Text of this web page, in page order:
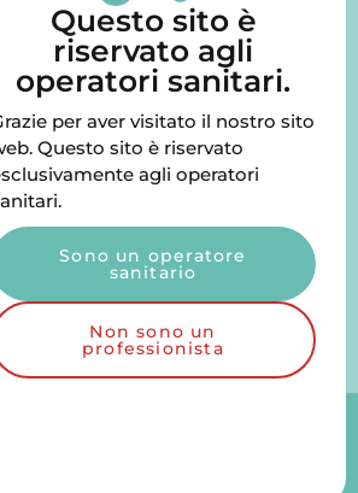
–
Moncone destro
Clic’nLoc compatibile
SIRONA – Ankylos
Valutato
165,00€
Gruppo Odontoiatrico
Questo sito è
riservato agli
operatori sanitari.
per aver visitato il nostro sito
Questo sito è riservato
agli operatori
Sono un operatore
sanitario
Non sono un
professionista